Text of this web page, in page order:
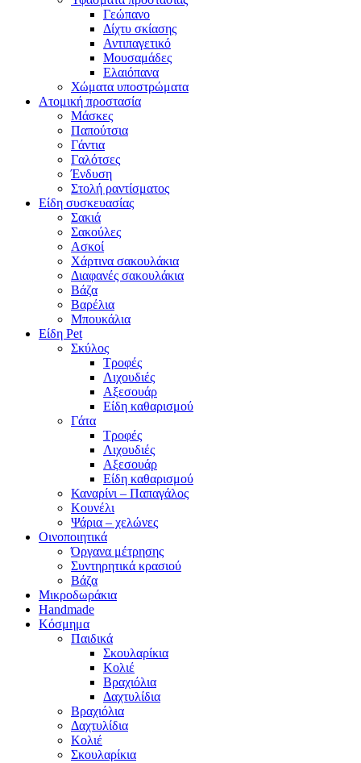
Γεώπανο
Δίχτυ σκίασης
Αντιπαγετικό
Μουσαμάδες
Ελαιόπανα
Χώματα υποστρώματα
Ατομική προστασία
Μάσκες
Παπούτσια
Γάντια
Γαλότσες
Ένδυση
Στολή ραντίσματος
Είδη συσκευασίας
Σακιά
Σακούλες
Ασκοί
Χάρτινα σακουλάκια
Διαφανές σακουλάκια
Βάζα
Βαρέλια
Μπουκάλια
Είδη Pet
Σκύλος
Τροφές
Λιχουδιές
Αξεσουάρ
Είδη καθαρισμού
Γάτα
Τροφές
Λιχουδιές
Αξεσουάρ
Είδη καθαρισμού
Καναρίνι – Παπαγάλος
Κουνέλι
Ψάρια – χελώνες
Οινοποιητικά
Όργανα μέτρησης
Συντηρητικά κρασιού
Βάζα
Μικροδωράκια
Handmade
Κόσμημα
Παιδικά
Σκουλαρίκια
Κολιέ
Βραχιόλια
Δαχτυλίδια
Βραχιόλια
Δαχτυλίδια
Κολιέ
Σκουλαρίκια